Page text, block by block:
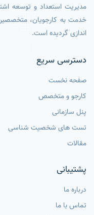
مدیریت استعداد و توسعه
خدمت به کارجویان،
اندازی گردیده است.
دسترسی سریع
صفحه نخست
کارجو و متخصص
پنل سازمانی
تست های شخصیت شناسی
مقالات
پشتیبانی
درباره ما
تماس با ما